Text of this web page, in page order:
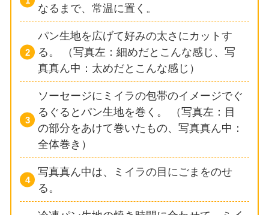
なるまで、常温に置く。
パン生地を広げて好みの太さにカットす
る。
（写真左：細めだとこんな感じ、写
真真ん中：太めだとこんな感じ）
ソーセージにミイラの包帯のイメージでぐ
るぐるとパン生地を巻く。
（写真左：目
の部分をあけて巻いたもの、写真真ん中：
全体巻き）
写真真ん中は、ミイラの目にごまをのせ
る。